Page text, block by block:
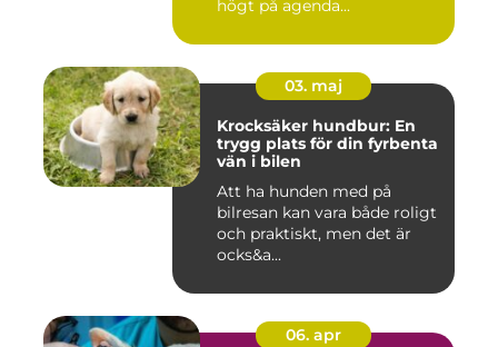
högt på agenda...
03. maj
Krocksäker hundbur: En
trygg plats för din fyrbenta
vän i bilen
Att ha hunden med på
bilresan kan vara både roligt
och praktiskt, men det är
ocks&a...
06. apr